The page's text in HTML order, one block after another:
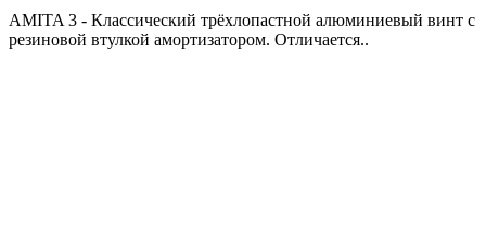
AMITA 3 - Классический трёхлопастной алюминиевый винт с
резиновой втулкой амортизатором. Отличается..